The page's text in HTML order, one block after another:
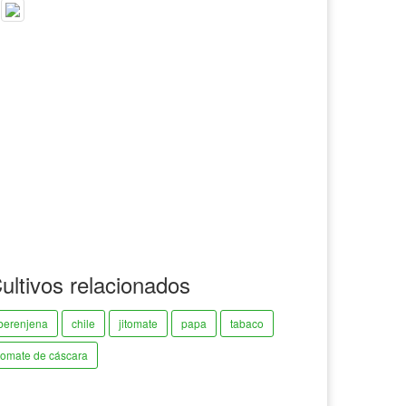
relacionados
chile jitomate papa tabaco
de cáscara